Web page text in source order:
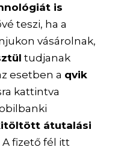
is
teszi, ha a
vásárolnak,
tudjanak
esetben a qvik
kattintva
átutalási
A fizető fél itt